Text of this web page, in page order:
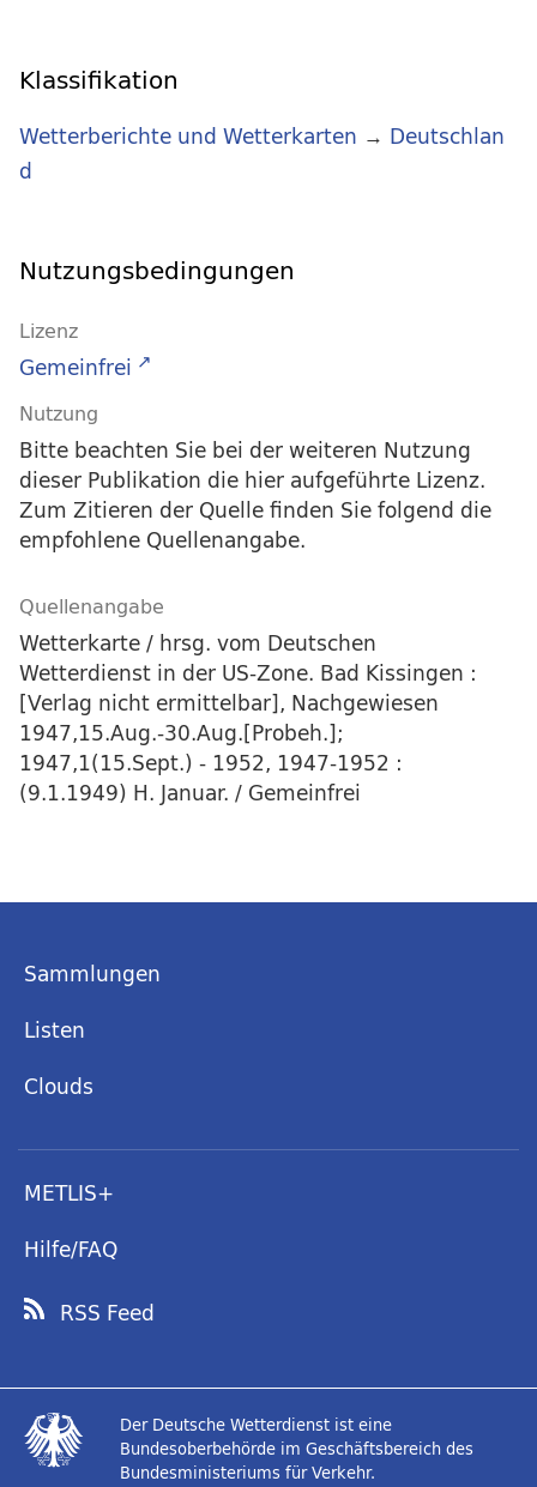
Klassifikation
Wetterberichte und Wetterkarten → Deutschlan
d
Nutzungsbedingungen
Lizenz
Gemeinfrei
Nutzung
Bitte beachten Sie bei der weiteren Nutzung
dieser Publikation die hier aufgeführte Lizenz.
Zum Zitieren der Quelle finden Sie folgend die
empfohlene Quellenangabe.
Quellenangabe
Wetterkarte / hrsg. vom Deutschen
Wetterdienst in der US-Zone. Bad Kissingen :
[Verlag nicht ermittelbar], Nachgewiesen
1947,15.Aug.-30.Aug.[Probeh.];
1947,1(15.Sept.) - 1952, 1947-1952 :
(9.1.1949) H. Januar. / Gemeinfrei
Sammlungen
Listen
Clouds
METLIS+
Hilfe/FAQ
RSS Feed
Der Deutsche Wetterdienst ist eine
Bundesoberbehörde im Geschäftsbereich des
Bundesministeriums für Verkehr.